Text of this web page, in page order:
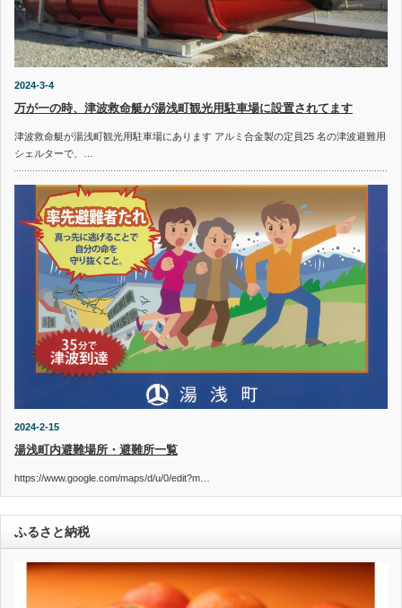
2024-3-4
万が一の時、津波救命艇が湯浅町観光用駐車場に設置されてます
津波救命艇が湯浅町観光用駐車場にあります アルミ合金製の定員25 名の津波避難用
シェルターで、…
2024-2-15
湯浅町内避難場所・避難所一覧
https://www.google.com/maps/d/u/0/edit?m…
ふるさと納税